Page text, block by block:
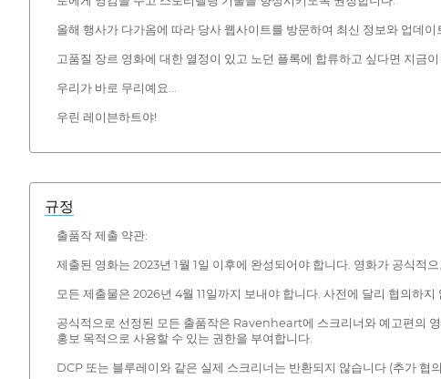
올해 행사가 다가옴에 따라 당사 웹사이트를 방문하여 최신 정보와 업
고품질 장르 영화에 대한 열정이 있고 노던 플록에 합류하고 싶다면 지금
우리가 바로 무리예요...
우린 레이븐하트야!
규정
출품작 제출 약관:
제출된 영화는 2023년 1월 1일 이후에 완성되어야 합니다. 영화가 공식
모든 제출물은 2026년 4월 11일까지 보내야 합니다. 사전에 달리 협의하
공식적으로 선정된 모든 출품작은 Ravenheart에 스크리너와 예고편의
홍보 목적으로 사용할 수 있는 권한을 부여합니다.
DCP 또는 블루레이와 같은 실제 스크리너는 반환되지 않습니다 (추가 협